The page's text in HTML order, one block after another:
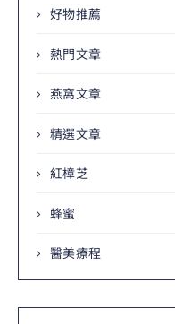
好物推薦
熱門文章
燕窩文章
精選文章
紅樟芝
蜂蜜
醫美療程